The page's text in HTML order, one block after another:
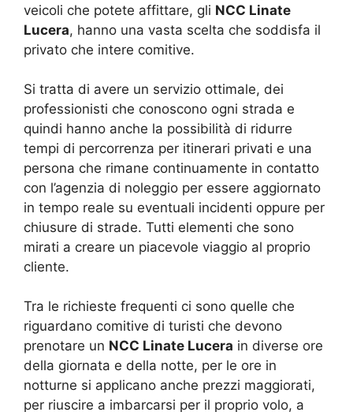
veicoli che potete affittare, gli NCC Linate
Lucera, hanno una vasta scelta che soddisfa il
privato che intere comitive.
Si tratta di avere un servizio ottimale, dei
professionisti che conoscono ogni strada e
quindi hanno anche la possibilità di ridurre
tempi di percorrenza per itinerari privati e una
persona che rimane continuamente in contatto
con l’agenzia di noleggio per essere aggiornato
in tempo reale su eventuali incidenti oppure per
chiusure di strade. Tutti elementi che sono
mirati a creare un piacevole viaggio al proprio
cliente.
Tra le richieste frequenti ci sono quelle che
riguardano comitive di turisti che devono
prenotare un NCC Linate Lucera in diverse ore
della giornata e della notte, per le ore in
notturne si applicano anche prezzi maggiorati,
per riuscire a imbarcarsi per il proprio volo, a